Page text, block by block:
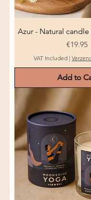
Azur - Natural
Price
€19.95
VAT Included |
Add to